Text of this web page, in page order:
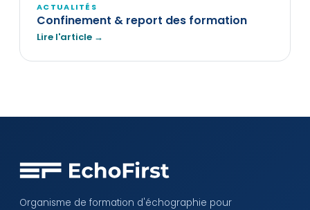
ACTUALITÉS
Confinement & report des formation
Lire l'article →
Organisme de formation d'échographie pour